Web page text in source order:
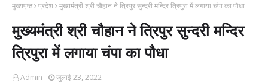
मुख्यपृष्ठ प्रदेश मुख्यमंत्री श्री चौहान ने त्रिपुर सुन्दरी मन्दिर त्रिपुरा में लगाया चंपा का पौधा
मुख्यमंत्री श्री चौहान ने त्रिपुर सुन्दरी मन्दिर
त्रिपुरा में लगाया चंपा का पौधा
Admin जुलाई 23, 2022